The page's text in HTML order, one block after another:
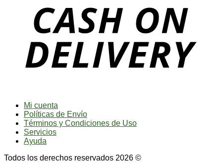
Mi cuenta
Políticas de Envío
Términos y Condiciones de Uso
Servicios
Ayuda
Todos los derechos reservados 2026 ©